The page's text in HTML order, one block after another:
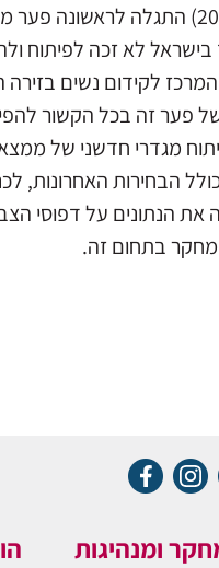
לא זכה לפיתוח
לקידום נשים
של פער זה בכל הקשור
מגדרי חדשני של
לכנסת ה-19 (ינואר 2013).
את הנתונים על דפוסי
בתחום זה.
ומנהיגות